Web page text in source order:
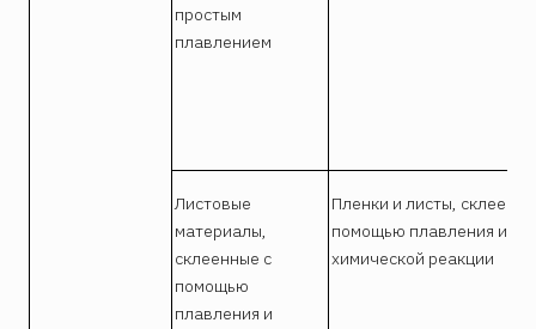
простым
плавлением
Листовые
материалы,
склеенные с
помощью
плавления и
Пленки и листы,
помощью плавления и
химической реакции